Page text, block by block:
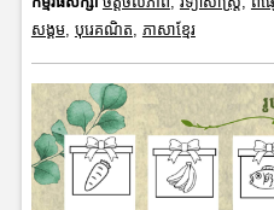
សង្គម, បុរេគណិត ភាសាខ្មែរ